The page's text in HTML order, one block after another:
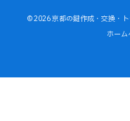
© 2026京都の鍵作成・交換・
ホー